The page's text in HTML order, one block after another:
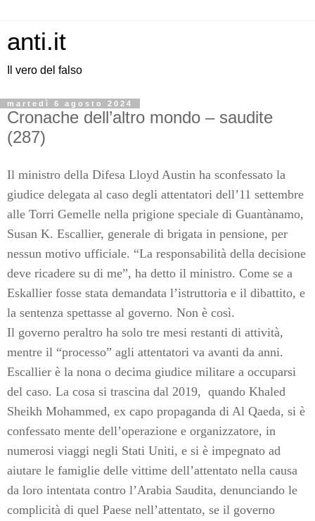
anti.it
Il vero del falso
martedì 6 agosto 2024
Cronache dell’altro mondo – saudite
(287)
Il ministro della Difesa Lloyd Austin ha sconfessato la
giudice delegata al caso degli attentatori dell’11 settembre
alle Torri Gemelle nella prigione speciale di Guantànamo,
Susan K. Escallier, generale di brigata in pensione, per
nessun motivo ufficiale. “La responsabilità della decisione
deve ricadere su di me”, ha detto il ministro. Come se a
Eskallier fosse stata demandata l’istruttoria e il dibattito, e
la sentenza spettasse al governo. Non è così.
Il governo peraltro ha solo tre mesi restanti di attività,
mentre il “processo” agli attentatori va avanti da anni.
Escallier è la nona o decima giudice militare a occuparsi
del caso. La cosa si trascina dal 2019, quando Khaled
Sheikh Mohammed, ex capo propaganda di Al Qaeda, si è
confessato mente dell’operazione e organizzatore, in
numerosi viaggi negli Stati Uniti, e si è impegnato ad
aiutare le famiglie delle vittime dell’attentato nella causa
da loro intentata contro l’Arabia Saudita, denunciando le
complicità di quel Paese nell’attentato, se il governo